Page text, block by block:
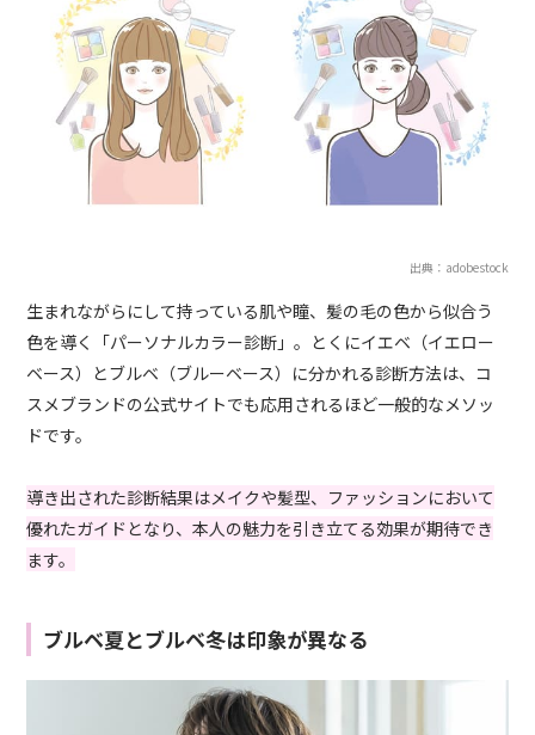
出典：adobestock
生まれながらにして持っている肌や瞳、髪の毛の色から似合う
色を導く「パーソナルカラー診断」。とくにイエベ（イエロー
ベース）とブルベ（ブルーベース）に分かれる診断方法は、コ
スメブランドの公式サイトでも応用されるほど一般的なメソッ
ドです。
導き出された診断結果はメイクや髪型、ファッションにおいて
優れたガイドとなり、本人の魅力を引き立てる効果が期待でき
ます。
ブルベ夏とブルベ冬は印象が異なる